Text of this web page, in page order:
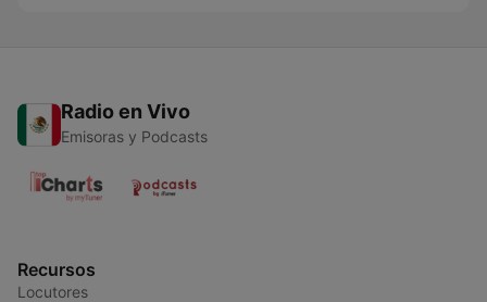
Radio en Vivo
Emisoras y Podcasts
Recursos
Locutores